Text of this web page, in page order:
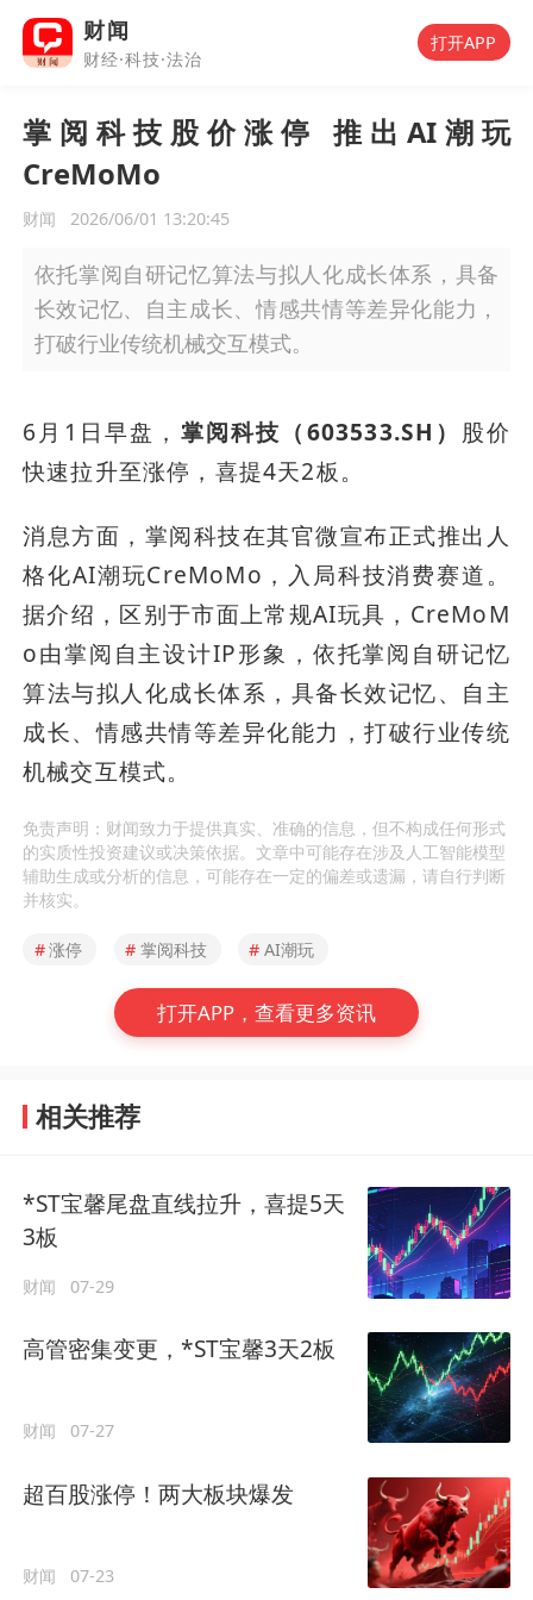
财闻
财经·科技·法治
打开APP
掌阅科技股价涨停 推出AI潮玩
CreMoMo
财闻 2026/06/01 13:20:45
依托掌阅自研记忆算法与拟人化成长体系，具备
长效记忆、自主成长、情感共情等差异化能力，
打破行业传统机械交互模式。
6月1日早盘， 掌阅科技（603533.SH） 股价
快速拉升至涨停，喜提4天2板。
消息方面，掌阅科技在其官微宣布正式推出人
格化AI潮玩CreMoMo，入局科技消费赛道。
据介绍，区别于市面上常规AI玩具，CreMoM
o由掌阅自主设计IP形象，依托掌阅自研记忆
算法与拟人化成长体系，具备长效记忆、自主
成长、情感共情等差异化能力，打破行业传统
机械交互模式。
免责声明：财闻致力于提供真实、准确的信息，但不构成任何形式
的实质性投资建议或决策依据。文章中可能存在涉及人工智能模型
辅助生成或分析的信息，可能存在一定的偏差或遗漏，请自行判断
并核实。
#涨停 # 掌阅科技 # AI潮玩
打开APP，查看更多资讯
相关推荐
*ST宝馨尾盘直线拉升，喜提5天
3板
财闻 07-29
高管密集变更，*ST宝馨3天2板
财闻 07-27
超百股涨停！两大板块爆发
财闻 07-23